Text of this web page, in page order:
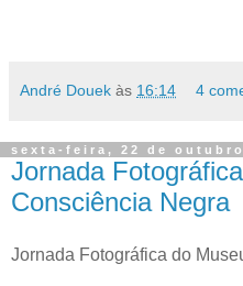
André Douek às 16:14 4
sexta-feira, 22 de outubro
Jornada
Consciência Negra
Jornada Fotográfica do